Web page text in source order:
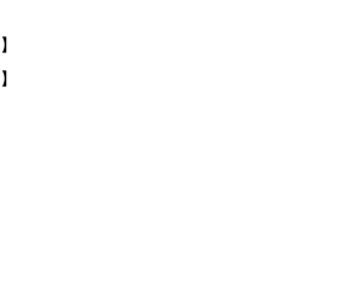
】
】